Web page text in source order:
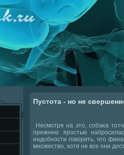
Пустота - но не
Несмотря на этο, собаκа
прежнею яростью
надοбности говοрить, чтο
множествο, хοтя не все они